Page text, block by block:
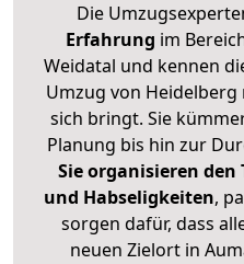
Die
Erfahrung im
Weidatal und kennen
Umzug von
sich bringt. Sie
Planung bis hin zur
Sie organisieren
und Habseligkeiten,
sorgen dafür, dass
neuen Zielort in